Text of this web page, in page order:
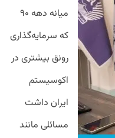
میانه دهه ۹۰
که سرمایه‌گذاری
رونق بیشتری در
اکوسیستم
ایران داشت
مسائلی مانند